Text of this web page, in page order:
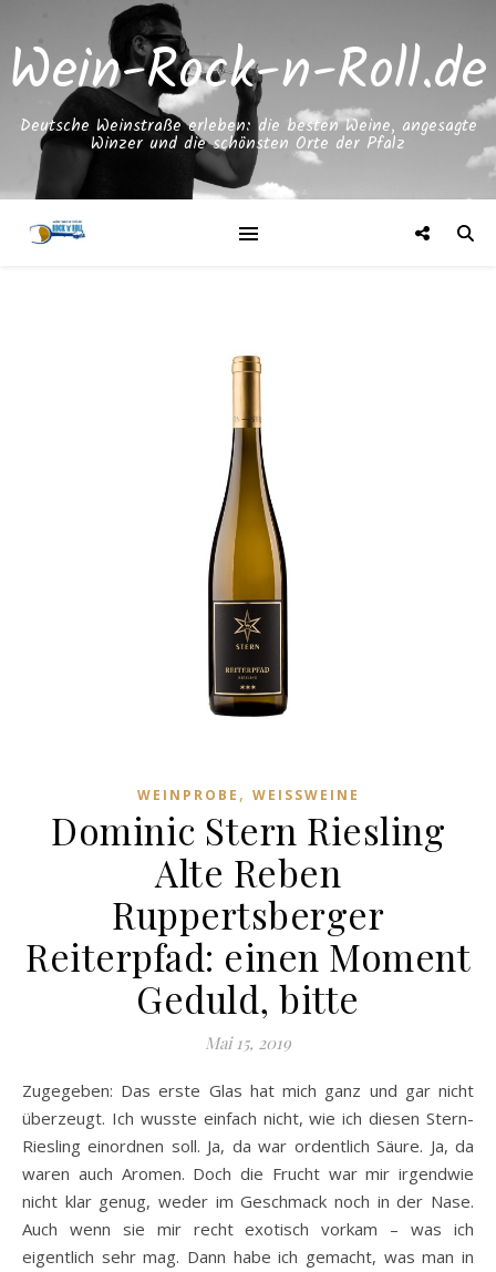
Wein-Rock-n-Roll.de
Deutsche Weinstraße erleben: die besten Weine, angesagte
Winzer und die schönsten Orte der Pfalz
WEINPROBE , WEISSWEINE
Dominic Stern Riesling
Alte Reben
Ruppertsberger
Reiterpfad: einen Moment
Geduld, bitte
Mai 15, 2019
Zugegeben: Das erste Glas hat mich ganz und gar nicht
überzeugt. Ich wusste einfach nicht, wie ich diesen Stern-
Riesling einordnen soll. Ja, da war ordentlich Säure. Ja, da
waren auch Aromen. Doch die Frucht war mir irgendwie
nicht klar genug, weder im Geschmack noch in der Nase.
Auch wenn sie mir recht exotisch vorkam – was ich
eigentlich sehr mag. Dann habe ich gemacht, was man in